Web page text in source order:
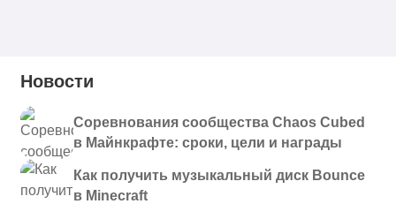
Новости
Соревнования сообщества Chaos Cubed
в Майнкрафте: сроки, цели и награды
Как получить музыкальный диск Bounce
в Minecraft